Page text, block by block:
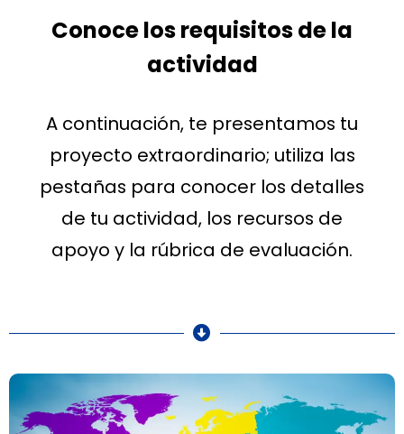
Conoce los requisitos de la
actividad
A continuación, te presentamos tu
proyecto extraordinario; utiliza las
pestañas para conocer los detalles
de tu actividad, los recursos de
apoyo y la rúbrica de evaluación.